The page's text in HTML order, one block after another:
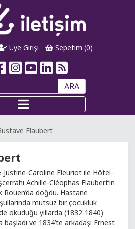
Üye Girişi Sepetim (0)
ARA
Flaubert
Justine-Caroline Fleuriot ile Hôtel-
Achille-Cléophas Flaubert’in
doğdu. Hastane
mutsuz bir çocukluk
okuduğu yıllarda (1832-1840)
ve 1834’te arkadaşı Ernest